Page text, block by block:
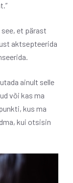
et pärast
aktsepteerida
ainult selle
või kas ma
kus ma
kui otsisin